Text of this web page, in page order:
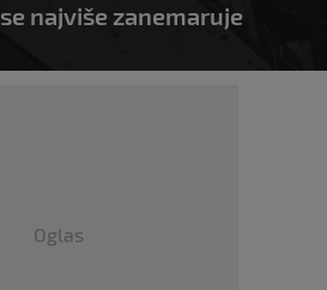
najviše zanemaruje
Oglas